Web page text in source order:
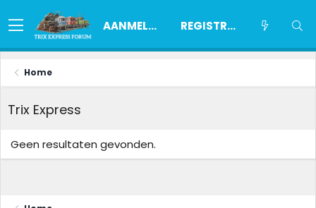
AANMELDEN REGISTREREN
Home
Trix Express
Geen resultaten gevonden.